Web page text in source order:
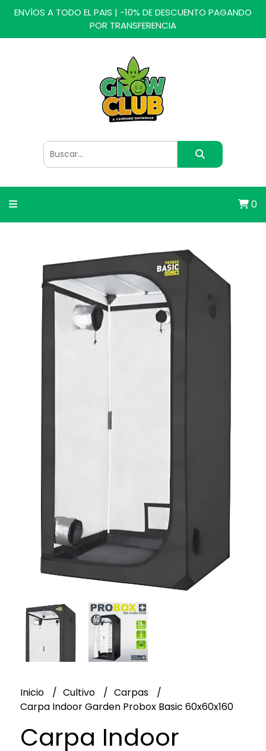
ENVÍOS A TODO EL PAIS | -10% DE DESCUENTO PAGANDO
POR TRANSFERENCIA
0
Inicio Cultivo
Carpas
Carpa Indoor Garden Probox Basic 60x60x160
Carpa Indoor